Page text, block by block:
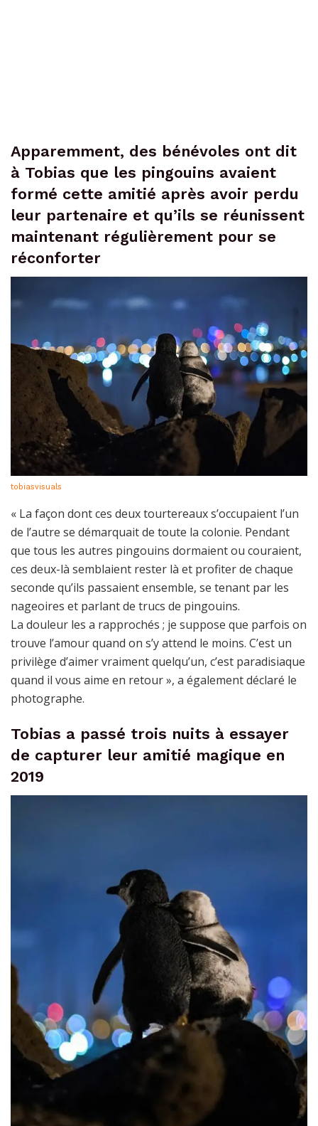
Apparemment, des bénévoles ont dit
à Tobias que les pingouins avaient
formé cette amitié après avoir perdu
leur partenaire et qu’ils se réunissent
maintenant régulièrement pour se
réconforter
tobiasvisuals
« La façon dont ces deux tourtereaux s’occupaient l’un
de l’autre se démarquait de toute la colonie. Pendant
que tous les autres pingouins dormaient ou couraient,
ces deux-là semblaient rester là et profiter de chaque
seconde qu’ils passaient ensemble, se tenant par les
nageoires et parlant de trucs de pingouins.
La douleur les a rapprochés ; je suppose que parfois on
trouve l’amour quand on s’y attend le moins. C’est un
privilège d’aimer vraiment quelqu’un, c’est paradisiaque
quand il vous aime en retour », a également déclaré le
photographe.
Tobias a passé trois nuits à essayer
de capturer leur amitié magique en
2019